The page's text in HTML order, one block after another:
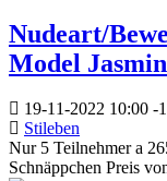
Nudeart/
Model
19-11-2022 10:00 -
Stileben
Nur 5 Teilnehmer a
Schnäppchen Preis